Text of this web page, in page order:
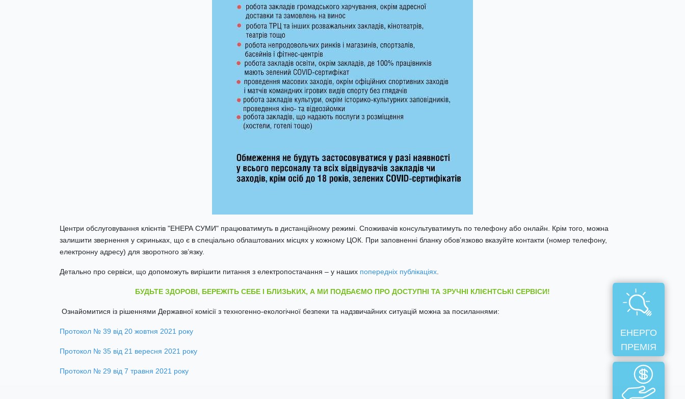
Центри обслуговування клієнтів "ЕНЕРА СУМИ" працюватимуть в дистанційному режимі. Споживачів консультуватимуть по телефону або онлайн. Крім того, можна
залишити звернення у скриньках, що є в спеціально облаштованих місцях у кожному ЦОК. При заповненні бланку обов’язково вказуйте контакти (номер телефону,
електронну адресу) для зворотного зв’язку.
Детально про сервіси, що допоможуть вирішити питання з електропостачання – у наших попередніх публікаціях
БУДЬТЕ ЗДОРОВІ, БЕРЕЖІТЬ СЕБЕ І БЛИЗЬКИХ, А МИ ПОДБАЄМО ПРО ДОСТУПНІ ТА ЗРУЧНІ КЛІЄНТСЬКІ СЕРВІСИ!
Ознайомитися із рішеннями Державної комісії з техногенно-екологічної безпеки та надзвичайних ситуацій можна за посиланнями:
Протокол № 39 від 20 жовтня 2021 року
Протокол № 35 від 21 вересня 2021 року
Протокол № 29 від 7 травня 2021 року
ЕНЕРГО
ПРЕМІЯ